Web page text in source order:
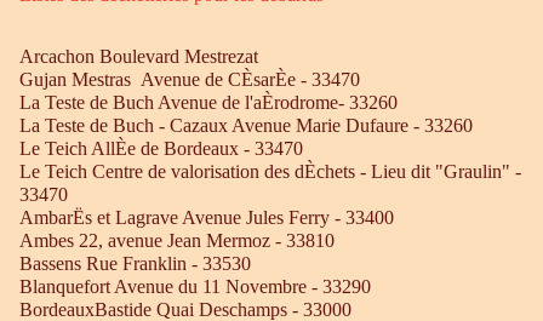
Arcachon Boulevard Mestrezat
Gujan Mestras Avenue de CÈsarÈe - 33470
La Teste de Buch Avenue de l'aÈrodrome- 33260
La Teste de Buch - Cazaux Avenue Marie Dufaure - 33260
Le Teich AllÈe de Bordeaux - 33470
Le Teich Centre de valorisation des dÈchets - Lieu dit "Graulin" -
33470
AmbarËs et Lagrave Avenue Jules Ferry - 33400
Ambes 22, avenue Jean Mermoz - 33810
Bassens Rue Franklin - 33530
Blanquefort Avenue du 11 Novembre - 33290
BordeauxBastide Quai Deschamps - 33000